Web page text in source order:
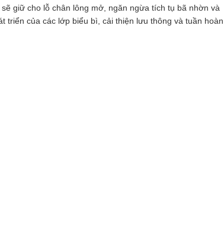
giữ cho lỗ chân lông mở, ngăn ngừa tích tụ bã nhờn và
triển của các lớp biểu bì, cải thiện lưu thông và tuần hoàn